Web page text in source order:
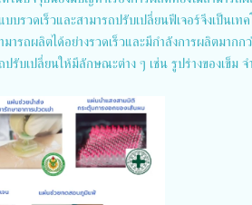
รวดเร็วและสามารถปรับเปลี่ยนฟีเจอร์จึงเป็นเท
รถผลิตได้อย่างรวดเร็วและมีกำลังการผลิตมากก
รับเปลี่ยนให้มีลักษณะต่าง ๆ เช่น รูปร่างของเข็ม